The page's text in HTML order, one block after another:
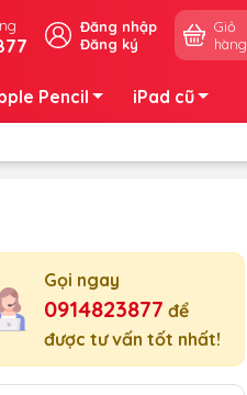
Đăng nhập
Đăng ký
Giỏ
hàng
Pencil iPad cũ
Gọi ngay
0914823877 để
được tư vấn tốt nhất!